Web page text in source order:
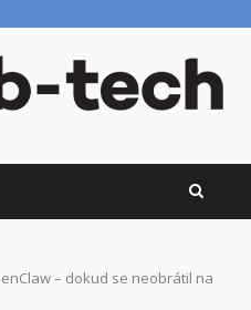
– dokud se neobrátil na